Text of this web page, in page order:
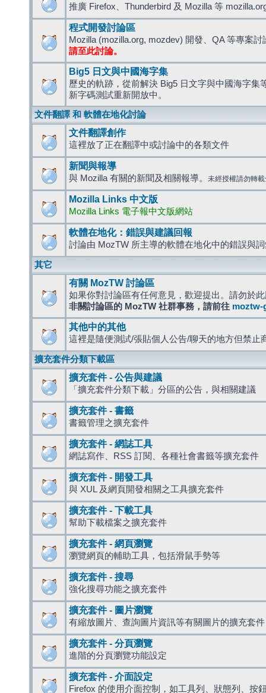
推廣 Firefox、Thunderbird 及 Mozilla 等
程式開發討論區
Mozilla (mozilla.org, mozdev) 開發、QA 等專案討
請至此討論。
Big5 日文與中國海字集
歷史的軌跡，從前解決 Big5 日文字與中國海字集
新字碼測試重新開放中。
文件翻譯 和 軟體在地化討論
文件翻譯創作
這裡放了正在翻譯中或討論中的各類文件
新聞與報導
與 Mozilla 有關的新聞及相關報導。 未經授權請勿轉
Mozilla Links 中文版
Mozilla Links 電子報中文版網站
軟體在地化：錯誤與建議回報
討論由 MozTW 所主導的軟體在地化中的錯誤與
其它
有關 MozTW 討論區
如果你對討論區有任何意見，歡迎提出。請勿於
非關討論區的 MozTW 社群事務，請前往 moztw-
其他中的其他
這裡是隨便測試/張貼個人公告/聊天的地方但禁止
擴充套件分類下載區
擴充套件 - 公告與建議
「擴充套件分類下載」分區的公告，與相關建議
擴充套件 - 書籤
書籤管理之擴充套件
擴充套件 - 網誌工具
網誌寫作、RSS 訂閱、各種社會書籤等擴充套件
擴充套件 - 開發工具
與 XUL 及網頁開發相關之工具擴充套件
擴充套件 - 下載工具
幫助下載檔案之擴充套件
擴充套件 - 網頁瀏覽
瀏覽網頁的輔助工具，包括滑鼠手勢等
擴充套件 - 搜尋
強化搜尋功能之擴充套件
擴充套件 - 圖片瀏覽
有縮放圖片、查詢圖片資訊等有關圖片的擴充套件
擴充套件 - 分頁瀏覽
進階的分頁瀏覽功能設定
擴充套件 - 介面設定
Firefox 的使用介面控制，如工具列、狀態列、按